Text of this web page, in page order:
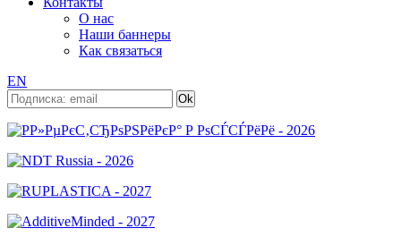
О нас
Наши баннеры
Как связаться
EN